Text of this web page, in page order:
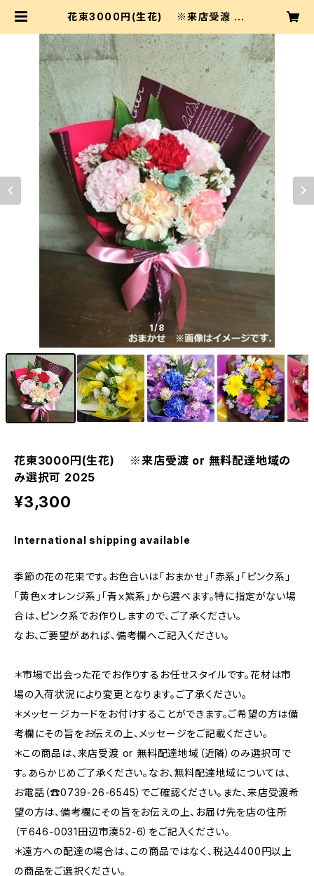
花束3000円(生花) ※来店受渡 or
lier
1/8
花束3000円(生花) ※来店受渡 or 無料配達地域の
み選択可 2025
¥3,300
International shipping available
季節の花の花束です。お色合いは「おまかせ」「赤系」「ピンク系」
「黄色ｘオレンジ系」「青ｘ紫系」から選べます。特に指定がない場
合は、ピンク系でお作りしますので、ご了承ください。
なお、ご要望があれば、備考欄へご記入ください。
＊市場で出会った花でお作りするお任せスタイルです。花材は市
場の入荷状況により変更となります。ご了承ください。
＊メッセージカードをお付けすることができます。ご希望の方は備
考欄にその旨をお伝えの上、メッセージをご記載ください。
＊この商品は、来店受渡 or 無料配達地域（近隣）のみ選択可で
す。あらかじめご了承ください。なお、無料配達地域については、
お電話（☎0739-26-6545）でご確認ください。また、来店受渡希
望の方は、備考欄にその旨をお伝えの上、お届け先を店の住所
（〒646-0031田辺市湊52-6）をご記入ください。
＊遠方への配達の場合は、この商品ではなく、税込4400円以上
の商品をご選択ください。